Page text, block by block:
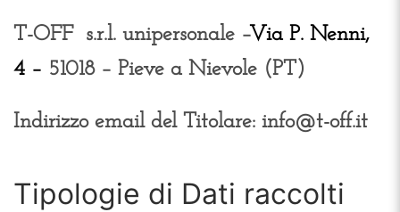
T-OFF s.r.l. unipersonale –Via P. Nenni,
4 – 51018 – Pieve a Nievole (PT)
Indirizzo email del Titolare: info@t-off.it
Tipologie di Dati raccolti